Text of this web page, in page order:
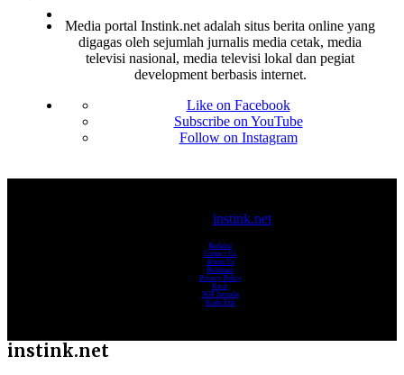
Media portal Instink.net adalah situs berita online yang
digagas oleh sejumlah jurnalis media cetak, media
televisi nasional, media televisi lokal dan pegiat
development berbasis internet.
Like on Facebook
Subscribe on YouTube
Follow on Instagram
instink.net
Redaksi
Contact Us
About Us
Pedoman
Privacy Policy
Karir
SOP Jurnalis
Kode Etik
instink.net